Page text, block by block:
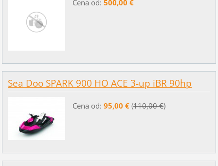
Cena od: 500,00 €
Sea Doo SPARK 900 HO ACE 3-up iBR 90hp
Cena od: 95,00 €(110,00 €)